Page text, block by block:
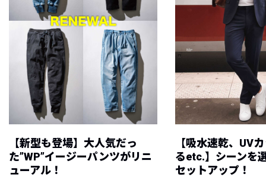
【新型も登場】大人気だっ
た”WP”イージーパンツがリニ
ューアル！
【吸水速乾、UV
るetc.】シーンを
セットアップ！